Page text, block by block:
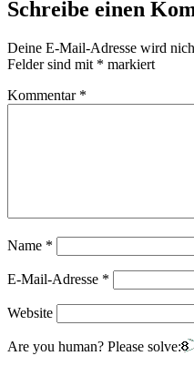
Schreibe einen
Deine E-Mail-Adresse wird
Felder sind mit * markiert
Kommentar *
Name *
E-Mail-Adresse *
Website
Are you human? Please solve: